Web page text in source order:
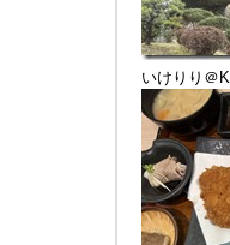
いけりり＠